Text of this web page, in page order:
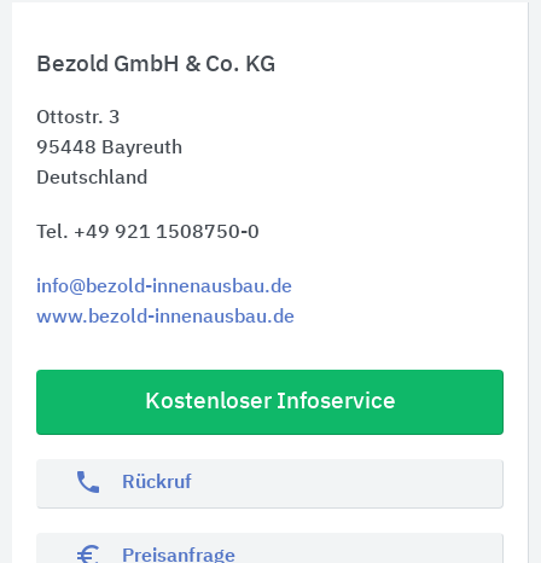
Bezold GmbH & Co. KG
Ottostr. 3
95448 Bayreuth
Deutschland
Tel. +49 921 1508750-0
info@bezold-innenausbau.de
www.bezold-innenausbau.de
Kostenloser Infoservice
phone Rückruf
euro_symbol Preisanfrage